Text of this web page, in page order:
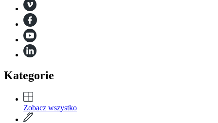
Kategorie
Zobacz wszystko